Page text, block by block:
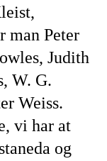
man Peter
Judith
W. G.
Weiss.
vi har at
og